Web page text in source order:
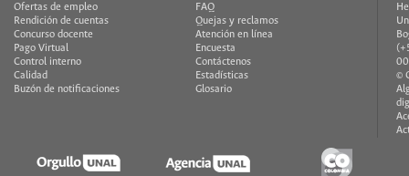
Ofertas de empleo
Rendición de cuentas
Concurso docente
Pago Virtual
Control interno
Calidad
Buzón de notificaciones
FAQ
Quejas y reclamos
Atención en línea
Encuesta
Contáctenos
Estadísticas
Glosario
©